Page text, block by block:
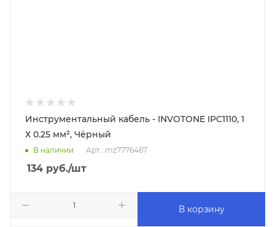
Инструментальный кабель - INVOTONE IPC1110, 1
Х 0.25 мм², Чёрный
В наличии Арт.: mz7776467
134 руб./шт
В корзину